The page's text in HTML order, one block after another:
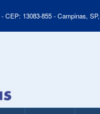
CEP: 13083-855 - Campinas,